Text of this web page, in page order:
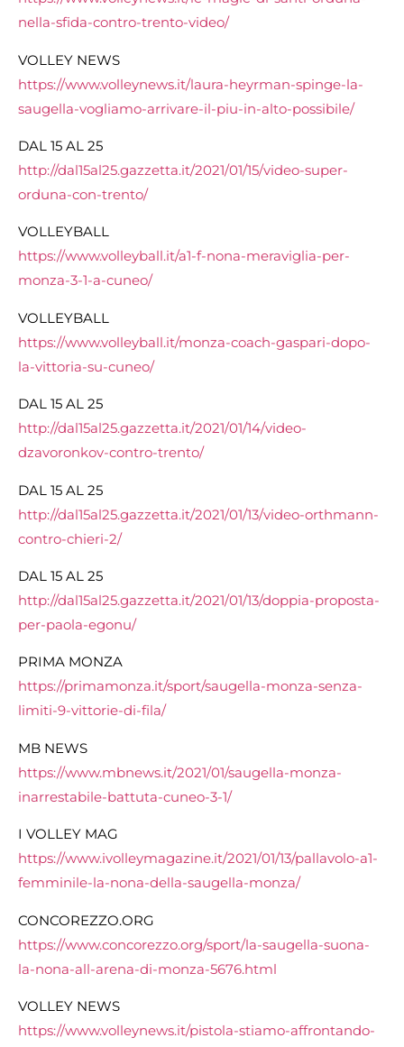
nella-sfida-contro-trento-video/
VOLLEY NEWS
https://www.volleynews.it/laura-heyrman-spinge-la-
saugella-vogliamo-arrivare-il-piu-in-alto-possibile/
DAL 15 AL 25
http://dal15al25.gazzetta.it/2021/01/15/video-super-
orduna-con-trento/
VOLLEYBALL
https://www.volleyball.it/a1-f-nona-meraviglia-per-
monza-3-1-a-cuneo/
VOLLEYBALL
https://www.volleyball.it/monza-coach-gaspari-dopo-
la-vittoria-su-cuneo/
DAL 15 AL 25
http://dal15al25.gazzetta.it/2021/01/14/video-
dzavoronkov-contro-trento/
DAL 15 AL 25
http://dal15al25.gazzetta.it/2021/01/13/video-orthmann-
contro-chieri-2/
DAL 15 AL 25
http://dal15al25.gazzetta.it/2021/01/13/doppia-proposta-
per-paola-egonu/
PRIMA MONZA
https://primamonza.it/sport/saugella-monza-senza-
limiti-9-vittorie-di-fila/
MB NEWS
https://www.mbnews.it/2021/01/saugella-monza-
inarrestabile-battuta-cuneo-3-1/
I VOLLEY MAG
https://www.ivolleymagazine.it/2021/01/13/pallavolo-a1-
femminile-la-nona-della-saugella-monza/
CONCOREZZO.ORG
https://www.concorezzo.org/sport/la-saugella-suona-
la-nona-all-arena-di-monza-5676.html
VOLLEY NEWS
https://www.volleynews.it/pistola-stiamo-affrontando-